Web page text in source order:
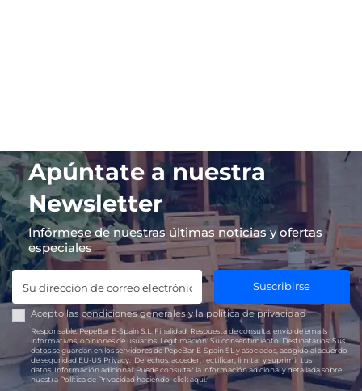
Apúntate a nuestra
Newsletter
Infórmese de nuestras últimas noticias y ofertas
especiales
Suscribirse
Acepto las condiciones generales y lapolítica de privacidad
Responsable:PepeBar E-Spain S.L. Finalidad: Respuesta de consulta, envío de emails
informativos, opiniones de usuarios. Legitimación: Su consentimiento. Destinatarios:Sus
datos se guardan en los servidores de PepeBar E-Spain SL y asociados, acogido al acuerdo
de seguridad EU-US Privacy. Derechos: acceder, rectificar, limitar y suprimir tus
datos.Información adicional:Puede consultar la información adicional y detallada sobre
nuestra Política de Privacidad haciendoclick aquí.